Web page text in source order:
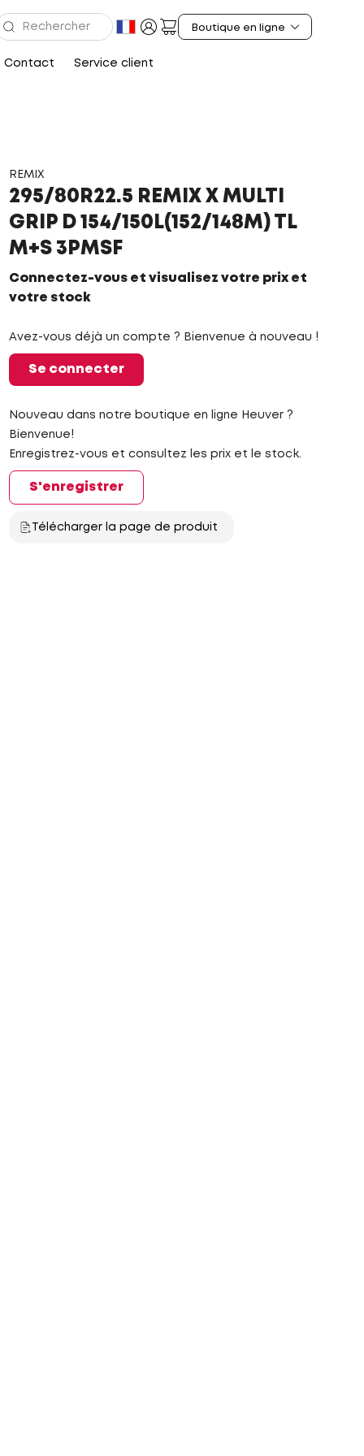
Contact Service client
REMIX
295/80R22.5 REMIX X MULTI
GRIP D 154/150L(152/148M) TL
M+S 3PMSF
Connectez-vous et visualisez votre prix et
votre stock
Avez-vous déjà un compte ? Bienvenue à nouveau !
Se connecter
Nouveau dans notre boutique en ligne Heuver ?
Bienvenue!
Enregistrez-vous et consultez les prix et le stock.
S'enregistrer
Télécharger la page de produit